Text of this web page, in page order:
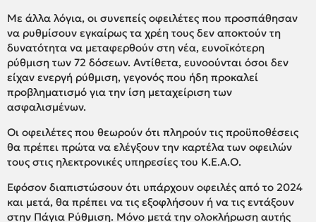
Με άλλα λόγια, οι συνεπείς οφειλέτες που προσπάθησαν
να ρυθμίσουν εγκαίρως τα χρέη τους δεν αποκτούν τη
δυνατότητα να μεταφερθούν στη νέα, ευνοϊκότερη
ρύθμιση των 72 δόσεων. Αντίθετα, ευνοούνται όσοι δεν
είχαν ενεργή ρύθμιση, γεγονός που ήδη προκαλεί
προβληματισμό για την ίση μεταχείριση των
ασφαλισμένων.
Οι οφειλέτες που θεωρούν ότι πληρούν τις προϋποθέσεις
θα πρέπει πρώτα να ελέγξουν την καρτέλα των οφειλών
τους στις ηλεκτρονικές υπηρεσίες του Κ.Ε.Α.Ο.
Εφόσον διαπιστώσουν ότι υπάρχουν οφειλές από το 2024
και μετά, θα πρέπει να τις εξοφλήσουν ή να τις εντάξουν
στην Πάγια Ρύθμιση. Μόνο μετά την ολοκλήρωση αυτής